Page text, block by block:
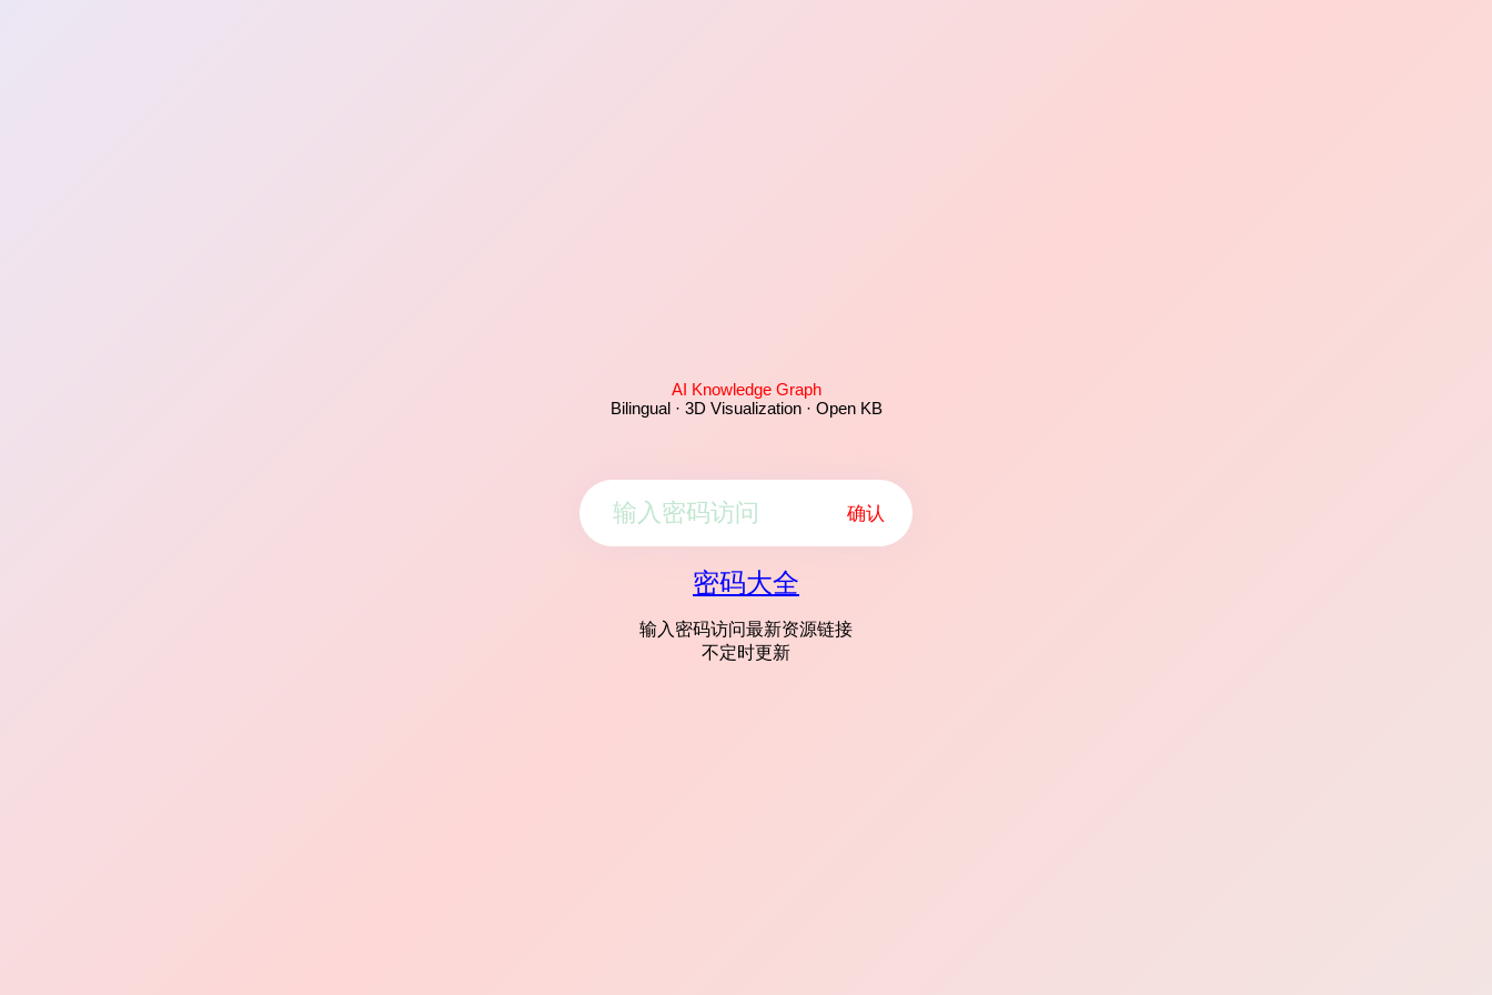
AI Knowledge Graph
Bilingual · 3D Visualization · Open KB
确认
密码大全
输入密码访问最新资源链接
不定时更新